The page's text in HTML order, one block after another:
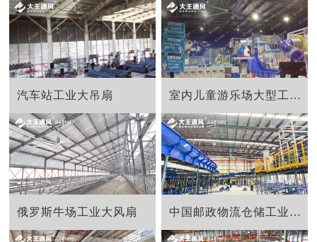
汽车站工业大吊扇 室内儿童游乐场大型工业风扇
俄罗斯牛场工业大风扇 中国邮政物流仓储工业大吊扇